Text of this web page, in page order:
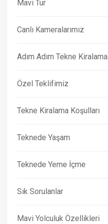
Mavi Tur
Canlı Kameralarımız
Adım Adım Tekne Kiralama
Özel Teklifimiz
Tekne Kiralama Koşulları
Teknede Yaşam
Teknede Yeme İçme
Sık Sorulanlar
Mavi Yolculuk Özellikleri